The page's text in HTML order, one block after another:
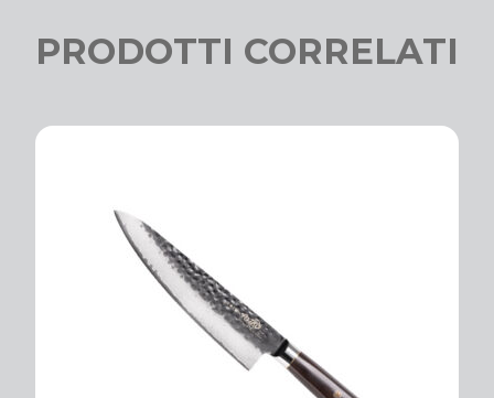
PRODOTTI CORRELATI